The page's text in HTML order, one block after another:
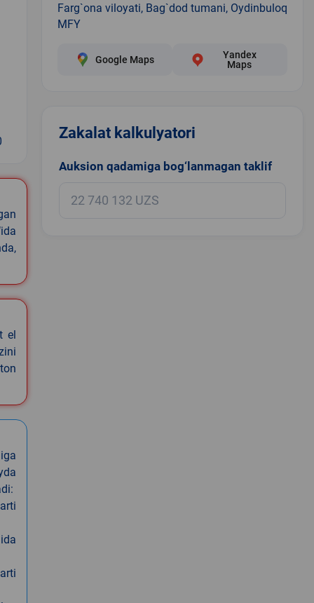
el
Farg`ona viloyati, Bag`dod tumani, Oydinbuloq
MFY
Google Maps
Yandex
Maps
Zakalat kalkulyatori
Auksion qadamiga bog‘lanmagan taklif